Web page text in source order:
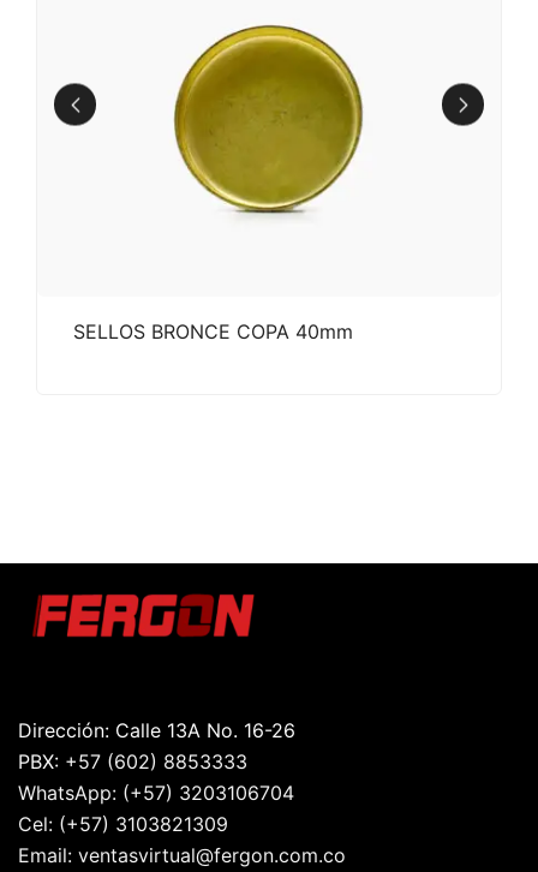
SELLOS BRONCE COPA 40mm
Dirección: Calle 13A No. 16-26
PBX: +57 (602) 8853333
WhatsApp: (+57) 3203106704
Cel: (+57) 3103821309
Email: ventasvirtual@fergon.com.co